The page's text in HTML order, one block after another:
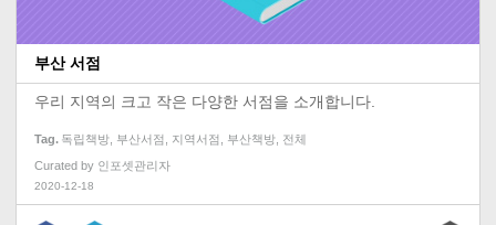
부산 서점
우리 지역의 크고 작은 다양한 서점을 소개합니다.
Tag 독립책방 부산서점 지역서점 부산책방 전체
Curated by 인포셋관리자
2020-12-18